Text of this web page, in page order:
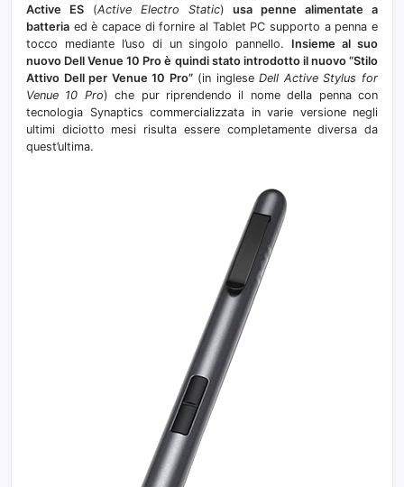
Active ES(Active Electro Static)usa penne alimentate a
batteria ed è capace di fornire al Tablet PC supporto a penna e
tocco mediante l’uso di un singolo pannello. Insieme al suo
nuovo Dell Venue 10 Pro è quindi stato introdotto il nuovo “Stilo
Attivo Dell per Venue 10 Pro”(in ingleseDell Active Stylus for
Venue 10 Pro) che pur riprendendo il nome della penna con
tecnologia Synaptics commercializzata in varie versione negli
ultimi diciotto mesi risulta essere completamente diversa da
quest’ultima.